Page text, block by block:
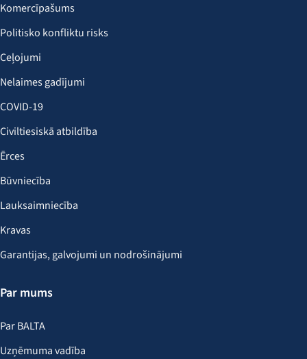
Komercīpašums
Politisko konfliktu risks
Ceļojumi
Nelaimes gadījumi
COVID-19
Civiltiesiskā atbildība
Ērces
Būvniecība
Lauksaimniecība
Kravas
Garantijas, galvojumi un nodrošinājumi
Par mums
Par BALTA
Uzņēmuma vadība